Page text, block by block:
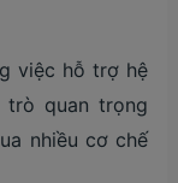
việc hỗ trợ hệ
quan trọng
nhiều cơ chế